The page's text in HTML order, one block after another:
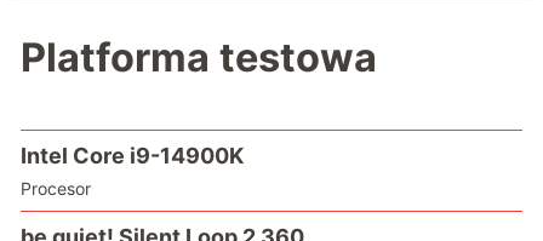
Platforma testowa
Procesor
Intel Core i9-14900K